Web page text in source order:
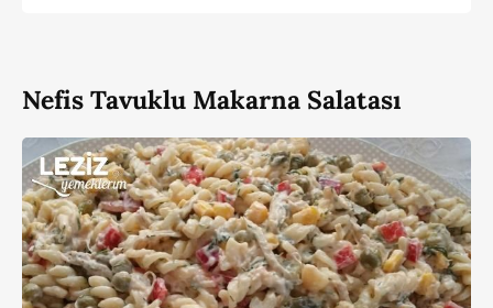
Nefis Tavuklu Makarna Salatası